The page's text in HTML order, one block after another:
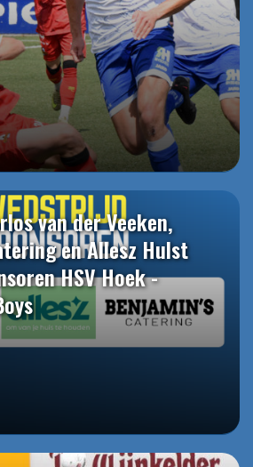
van der Veeken,
en Allesz Hulst
HSV Hoek -